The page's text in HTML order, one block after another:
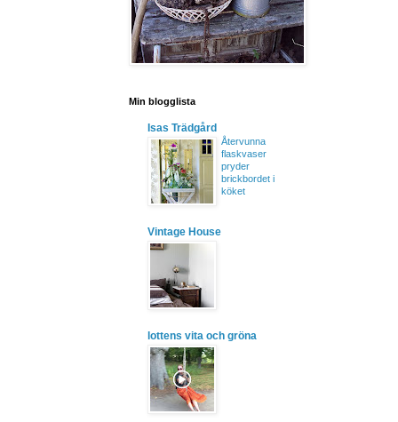
Min blogglista
Isas Trädgård
Återvunna
flaskvaser
pryder
brickbordet i
köket
Vintage House
lottens vita och gröna